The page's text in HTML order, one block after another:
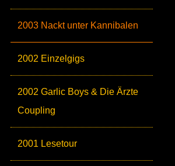
2003 Nackt unter Kannibalen
2002 Einzelgigs
2002 Garlic Boys & Die Ärzte
Coupling
2001 Lesetour